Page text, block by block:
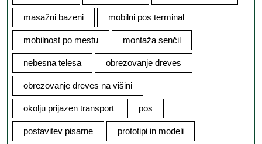
masažni bazeni mobilni pos terminal
mobilnost po mestu montaža senčil
nebesna telesa obrezovanje dreves
obrezovanje dreves na višini
okolju prijazen transport pos
postavitev pisarne prototipi in modeli